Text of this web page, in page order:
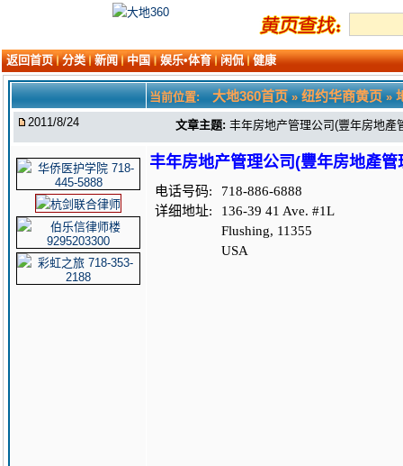
返回首页 分类 新闻 中国 娱乐•体育 闲侃 健康
当前位置: 大地360首页»纽约华商黄页»
2011/8/24 文章主题: 丰年房地产管理公司(豐年房地
丰年房地产管理公司(豐年房地產
电话号码:
详细地址:
718-886-6888
136-39 41 Ave. #1L
Flushing, 11355
USA